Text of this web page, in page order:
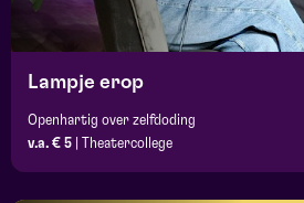
Lampje erop
Openhartig over zelfdoding
v.a. € 5
Theatercollege